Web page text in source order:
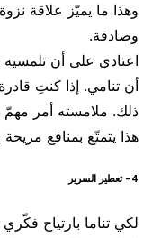
وهذا ما يميّز علاقة
وصادقة.
اعتادي على أن تلمسيه
أن تنامي. إذا كنتِ
ذلك. ملامسته أمر مهمّ
هذا يتمتّع بمنافع
4- تعطير السرير
لكي تناما بارتياح